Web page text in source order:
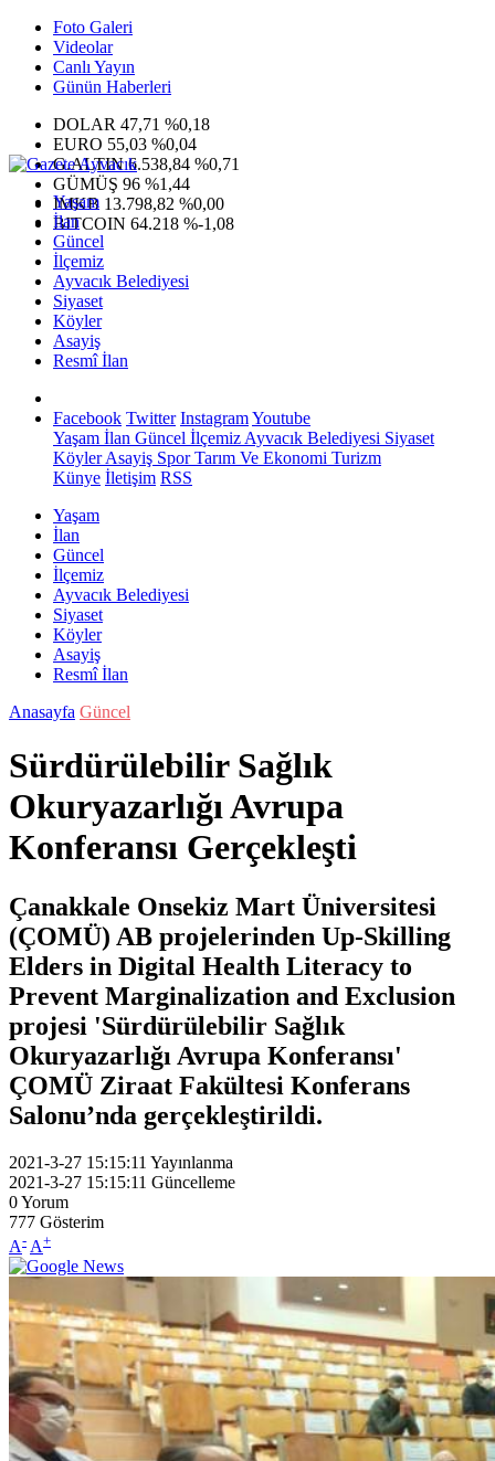
Foto Galeri
Videolar
Canlı Yayın
Günün Haberleri
DOLAR 47,71 %0,18
EURO 55,03 %0,04
G.ALTIN6.538,84 %0,71
GÜMÜŞ 96 %1,44
IMKB 13.798,82 %0,00
BITCOIN 64.218 %-1,08
Yaşam
İlan
Güncel
İlçemiz
Ayvacık Belediyesi
Siyaset
Köyler
Asayiş
Resmî İlan
Facebook Twitter InstagramYoutube
Yaşam İlan Güncel İlçemiz Ayvacık Belediyesi Siyaset
KöylerAsayiş SporTarım Ve Ekonomi Turizm
Künye İletişim RSS
Yaşam
İlan
Güncel
İlçemiz
Ayvacık Belediyesi
Siyaset
Köyler
Asayiş
Resmî İlan
Anasayfa Güncel
Sürdürülebilir Sağlık
Okuryazarlığı Avrupa
Konferansı Gerçekleşti
Çanakkale Onsekiz Mart Üniversitesi
(ÇOMÜ) AB projelerinden Up-Skilling
Elders in Digital Health Literacy to
Prevent Marginalization and Exclusion
projesi 'Sürdürülebilir Sağlık
Okuryazarlığı Avrupa Konferansı'
ÇOMÜ Ziraat Fakültesi Konferans
Salonu’nda gerçekleştirildi.
2021-3-27 15:15:11 Yayınlanma
2021-3-27 15:15:11 Güncelleme
0Yorum
777 Gösterim
A- A+